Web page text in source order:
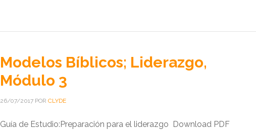
Modelos Bíblicos; Liderazgo,
Módulo 3
26/07/2017 POR CLYDE
Guía de Estudio:Preparación para el liderazgo Download PDF